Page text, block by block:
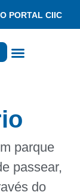
PORTAL CIIC
parque
passear,
do